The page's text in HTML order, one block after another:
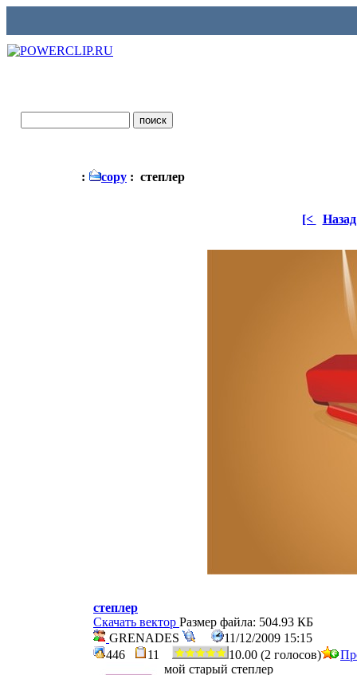
: copy : степлер
[< Назад
степлер
Скачать вектор Размер файла: 504.93 КБ
GRENADES
11/12/2009 15:15
446
11 10.00 (2 голосов)
мой старый степлер